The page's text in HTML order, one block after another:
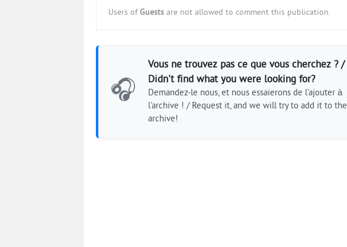
Users of Guests are not allowed to comment this publication.
🎧
Vous ne trouvez pas ce que vous cherchez ? /
Didn't find what you were looking for?
Demandez-le nous, et nous essaierons de l'ajouter à
l'archive ! / Request it, and we will try to add it to the
archive!